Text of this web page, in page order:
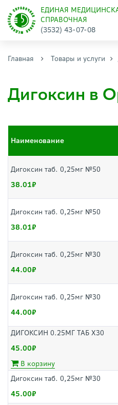
ЕДИНАЯ
СПРАВОЧНАЯ
(3532) 43-07-08
Главная Товары и услуги
Дигоксин в
Наименование
Дигоксин таб. 0,25мг №50
38.01
Дигоксин таб. 0,25мг №50
38.01
Дигоксин таб. 0,25мг №30
44.00
Дигоксин таб. 0,25мг №30
44.00
ДИГОКСИН 0.25МГ ТАБ Х30
45.00
В корзину
Дигоксин таб. 0,25мг №30
45.00